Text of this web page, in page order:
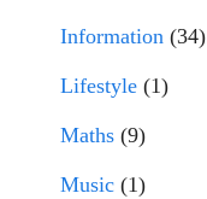
Information (34)
Lifestyle (1)
Maths (9)
Music (1)